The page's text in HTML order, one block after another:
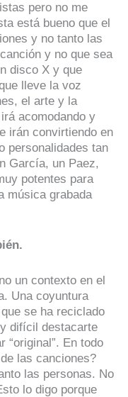
pero no me
está bueno que el
y no tanto las
y no que sea
disco X y que
lleve la voz
el arte y la
acomodando y
irán convirtiendo en
personalidades tan
García, un Paez,
potentes para
música grabada
un contexto en el
Una coyuntura
se ha reciclado
difícil destacarte
“original”. En todo
las canciones?
las personas. No
lo digo porque